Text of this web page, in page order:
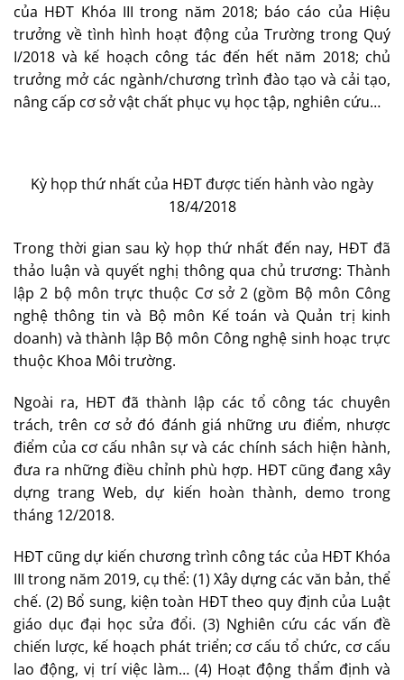
của HĐT Khóa III trong năm 2018; báo cáo của Hiệu
trưởng về tình hình hoạt động của Trường trong Quý
I/2018 và kế hoạch công tác đến hết năm 2018; chủ
trưởng mở các ngành/chương trình đào tạo và cải tạo,
nâng cấp cơ sở vật chất phục vụ học tập, nghiên cứu…
Kỳ họp thứ nhất của HĐT được tiến hành vào ngày
18/4/2018
Trong thời gian sau kỳ họp thứ nhất đến nay, HĐT đã
thảo luận và quyết nghị thông qua chủ trương: Thành
lập 2 bộ môn trực thuộc Cơ sở 2 (gồm Bộ môn Công
nghệ thông tin và Bộ môn Kế toán và Quản trị kinh
doanh) và thành lập Bộ môn Công nghệ sinh hoạc trực
thuộc Khoa Môi trường.
Ngoài ra, HĐT đã thành lập các tổ công tác chuyên
trách, trên cơ sở đó đánh giá những ưu điểm, nhược
điểm của cơ cấu nhân sự và các chính sách hiện hành,
đưa ra những điều chỉnh phù hợp. HĐT cũng đang xây
dựng trang Web, dự kiến hoàn thành, demo trong
tháng 12/2018.
HĐT cũng dự kiến chương trình công tác của HĐT Khóa
III trong năm 2019, cụ thể: (1) Xây dựng các văn bản, thể
chế. (2) Bổ sung, kiện toàn HĐT theo quy định của Luật
giáo dục đại học sửa đổi. (3) Nghiên cứu các vấn đề
chiến lược, kế hoạch phát triển; cơ cấu tổ chức, cơ cấu
lao động, vị trí việc làm… (4) Hoạt động thẩm định và